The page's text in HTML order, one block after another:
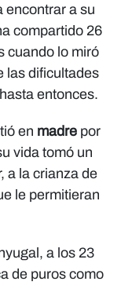
encontrar a su
compartido 26
cuando lo miró
las dificultades
entonces.
en madre por
vida tomó un
a la crianza de
le permitieran
a los 23
de puros como